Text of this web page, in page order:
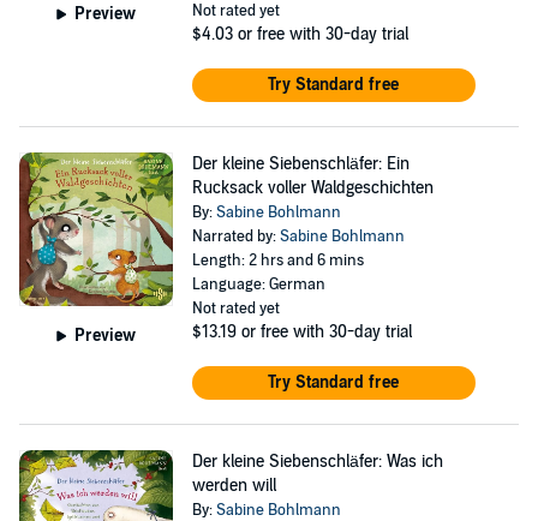
Preview
Not rated yet
$4.03 or free with 30-day trial
Try Standard free
Preview
Der kleine Siebenschläfer: Ein
Rucksack voller Waldgeschichten
By:Sabine Bohlmann
Narrated by:Sabine Bohlmann
Length: 2 hrs and 6 mins
Language: German
Not rated yet
$13.19 or free with 30-day trial
Try Standard free
Der kleine Siebenschläfer: Was ich
werden will
By:Sabine Bohlmann